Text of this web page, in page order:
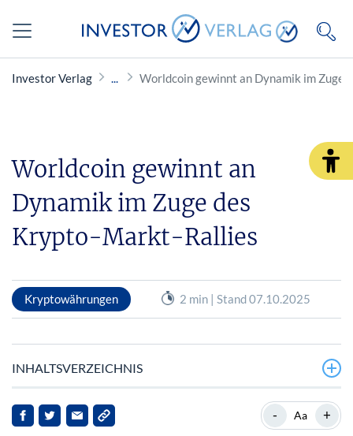
Investor Verlag Worldcoin gewinnt an Dynamik im Zuge
Worldcoin gewinnt an
Dynamik im Zuge des
Krypto-Markt-Rallies
Kryptowährungen 2 min | Stand 07.10.2025
INHALTSVERZEICHNIS
Der jüngste Anstieg von Worldcoin
- Aa +